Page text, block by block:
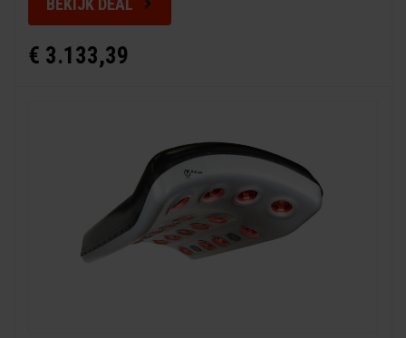
BEKIJK DEAL
€ 3.133,39